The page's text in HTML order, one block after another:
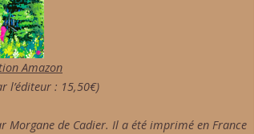
Amazon
l’éditeur : 15,50€)
de Cadier. Il a été imprimé en France